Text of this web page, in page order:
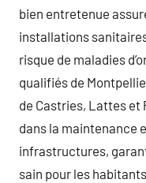
bien entretenue
installations
risque de maladies
qualifiés de
de Castries, Lattes et
dans la maintenance
infrastructures,
sain pour les